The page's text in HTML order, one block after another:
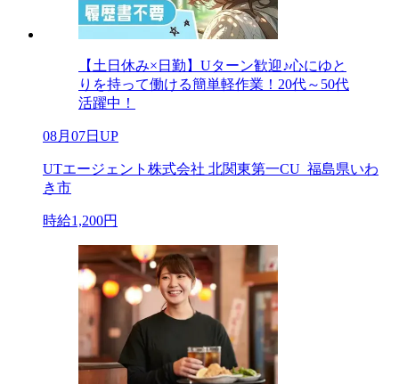
【土日休み×日勤】Uターン歓迎♪心にゆと
りを持って働ける簡単軽作業！20代～50代
活躍中！
08月07日UP
UTエージェント株式会社 北関東第一CU_福島県いわ
き市
時給1,200円